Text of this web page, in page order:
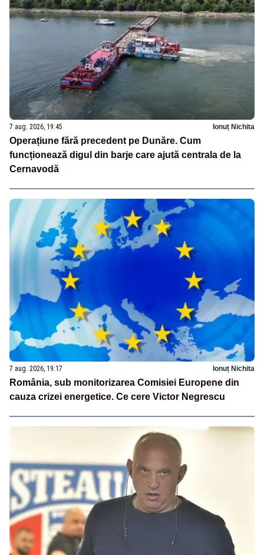
7 aug. 2026, 19:45 Ionuț Nichita
Operațiune fără precedent pe Dunăre. Cum
funcționează digul din barje care ajută centrala de la
Cernavodă
7 aug. 2026, 19:17 Ionuț Nichita
România, sub monitorizarea Comisiei Europene din
cauza crizei energetice. Ce cere Victor Negrescu